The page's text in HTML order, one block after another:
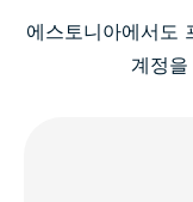
에스토니아에서도
계정